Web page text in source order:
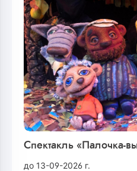
Спектакль «Палочка-
до 13-09-2026 г.